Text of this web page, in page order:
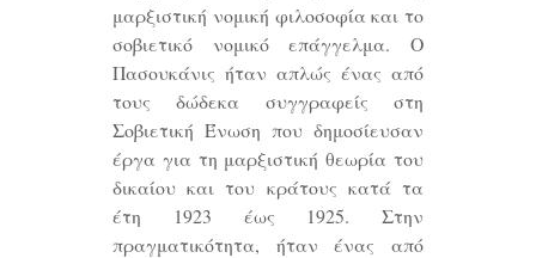
μαρξιστική νομική φιλοσοφία και το
σοβιετικό νομικό επάγγελμα. Ο
Πασουκάνις ήταν απλώς ένας από
τους δώδεκα συγγραφείς στη
Σοβιετική Ένωση που δημοσίευσαν
έργα για τη μαρξιστική θεωρία του
δικαίου και του κράτους κατά τα
έτη 1923 έως 1925. Στην
πραγματικότητα, ήταν ένας από